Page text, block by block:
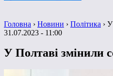
Головна › Новини › Політика › У
31.07.2023 - 11:00
У Полтаві змінили